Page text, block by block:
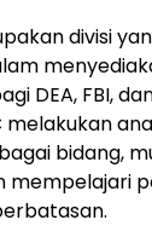
divisi
DEA, FBI,
melakukan
bidang,
mempelajari